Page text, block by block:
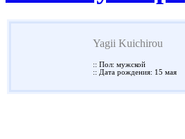
Yagii Kuichirou
:: Пол: мужской
:: Дата рождения: 15 мая